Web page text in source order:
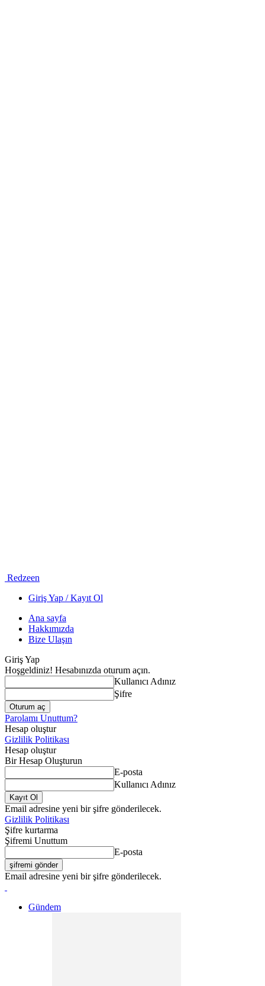
Redzeen
Giriş Yap / Kayıt Ol
Ana sayfa
Hakkımızda
Bize Ulaşın
Giriş Yap
Hoşgeldiniz! Hesabınızda oturum açın.
Kullanıcı Adınız
Şifre
Parolamı Unuttum?
Hesap oluştur
Gizlilik Politikası
Hesap oluştur
Bir Hesap Oluşturun
E-posta
Kullanıcı Adınız
Email adresine yeni bir şifre gönderilecek.
Gizlilik Politikası
Şifre kurtarma
Şifremi Unuttum
E-posta
Email adresine yeni bir şifre gönderilecek.
Gündem